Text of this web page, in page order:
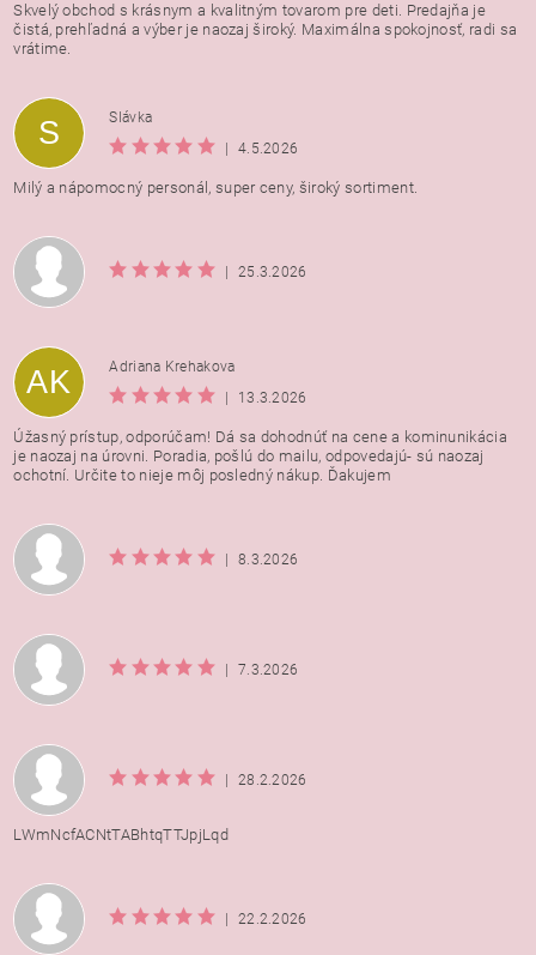
Vložením hodnotenie súhlasíte s
osobných údajov
Skvelý obchod s krásnym a kvalitným tovarom pre deti. Predajňa je
čistá, prehľadná a výber je naozaj široký. Maximálna spokojnosť, radi sa
vrátime.
S
Slávka
4.5.2026
Milý a nápomocný personál, super ceny, široký sortiment.
25.3.2026
AK
Adriana Krehakova
13.3.2026
Úžasný prístup, odporúčam! Dá sa dohodnúť na cene a kominunikácia
je naozaj na úrovni. Poradia, pošlú do mailu, odpovedajú- sú naozaj
ochotní. Určite to nieje môj posledný nákup. Ďakujem
8.3.2026
7.3.2026
28.2.2026
LWmNcfACNtTABhtqTTJpjLqd
22.2.2026